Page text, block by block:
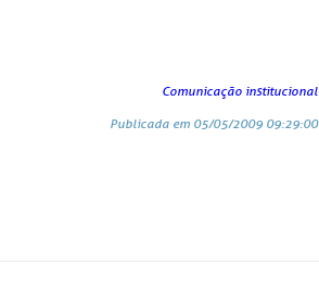
Comunicação institucional
Publicada em 05/05/2009 09:29:00